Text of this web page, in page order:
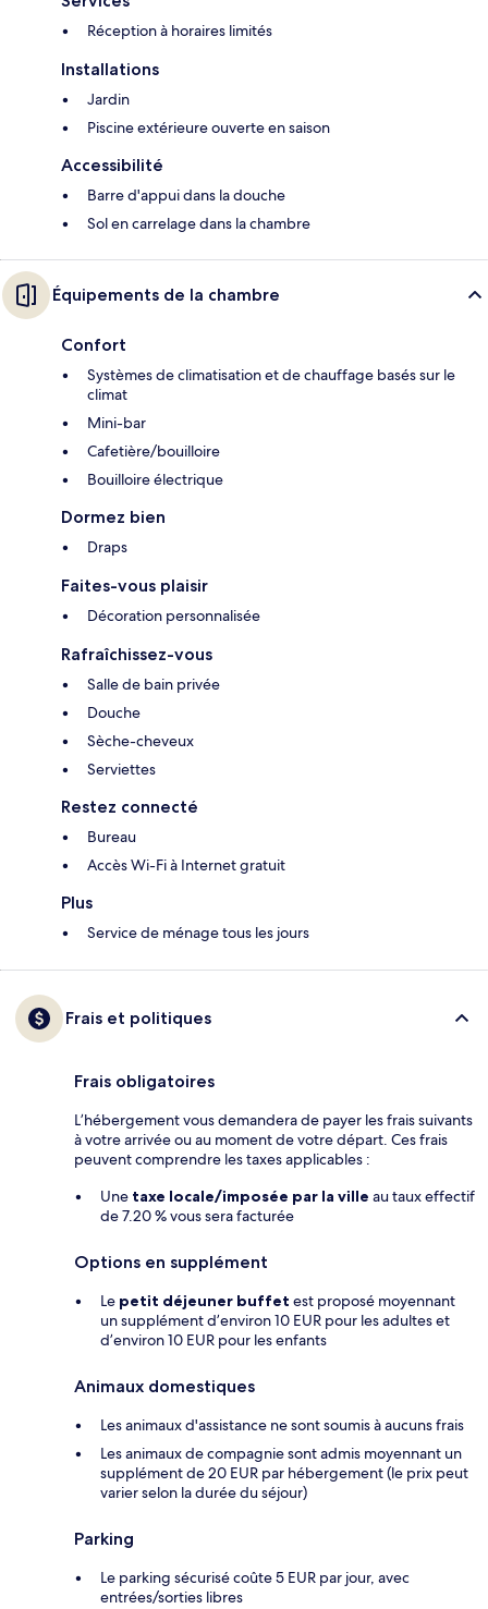
Réception à horaires limités
Installations
Jardin
Piscine extérieure ouverte en saison
Accessibilité
Barre d'appui dans la douche
Sol en carrelage dans la chambre
Équipements de la chambre
Confort
Systèmes de climatisation et de chauffage basés sur le
climat
Mini-bar
Cafetière/bouilloire
Bouilloire électrique
Dormez bien
Draps
Faites-vous plaisir
Décoration personnalisée
Rafraîchissez-vous
Salle de bain privée
Douche
Sèche-cheveux
Serviettes
Restez connecté
Bureau
Accès Wi-Fi à Internet gratuit
Plus
Service de ménage tous les jours
Frais et politiques
Frais obligatoires
L’hébergement vous demandera de payer les frais suivants
à votre arrivée ou au moment de votre départ. Ces frais
peuvent comprendre les taxes applicables :
Une taxe locale/imposée par la ville au taux effectif
de 7.20 % vous sera facturée
Options en supplément
Le petit déjeuner buffet est proposé moyennant
un supplément d’environ 10 EUR pour les adultes et
d’environ 10 EUR pour les enfants
Animaux domestiques
Les animaux d'assistance ne sont soumis à aucuns frais
Les animaux de compagnie sont admis moyennant un
supplément de 20 EUR par hébergement (le prix peut
varier selon la durée du séjour)
Parking
Le parking sécurisé coûte 5 EUR par jour, avec
entrées/sorties libres